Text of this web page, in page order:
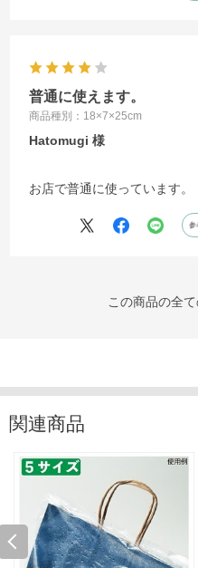
普通に使えます。
商品種別：18×7×25cm
Hatomugi
お店で普通に使っています。
参
この商品の全
関連商品